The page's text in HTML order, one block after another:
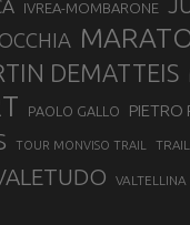
IVREA-MOMBARONE
DEMATTEIS
PAOLO GALLO PIETRO
TOUR MONVISO TRAIL
VALTELLINA